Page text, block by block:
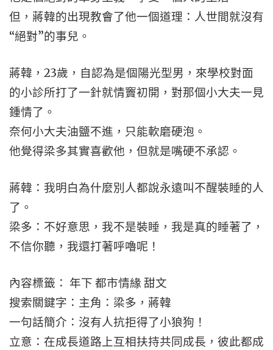
但，蔣韓的出現教會了他一個道理：人世間就沒有
“絕對”的事兒。
蔣韓，23歲，自認為是個陽光型男，來學校對面
的小診所打了一針就情竇初開，對那個小大夫一見
鍾情了。
奈何小大夫油鹽不進，只能軟磨硬泡。
他覺得梁多其實喜歡他，但就是嘴硬不承認。
蔣韓：我明白為什麼別人都說永遠叫不醒裝睡的人
了。
梁多：不好意思，我不是裝睡，我是真的睡著了，
不信你聽，我還打著呼嚕呢！
內容標籤： 年下 都市情緣 甜文
搜索關鍵字：主角：梁多，蔣韓
一句話簡介：沒有人抗拒得了小狼狗！
立意：在成長道路上互相扶持共同成長，彼此都成